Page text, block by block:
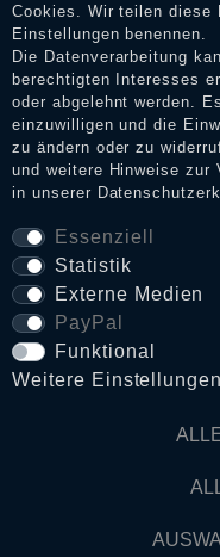
Impressum
AGB
Widerrufs­recht
VERTRAG
© Copyright 2026
Cookies. Wir teilen diese
Einstellungen benennen.
Die Datenverarbeitung
berechtigten Interesses
oder abgelehnt werden.
einzuwilligen und die
zu ändern oder zu
und weitere Hinweise zur
in unserer
Essenziell
Statistik
Externe Medien
PayPal
Funktional
Weitere Einstellungen